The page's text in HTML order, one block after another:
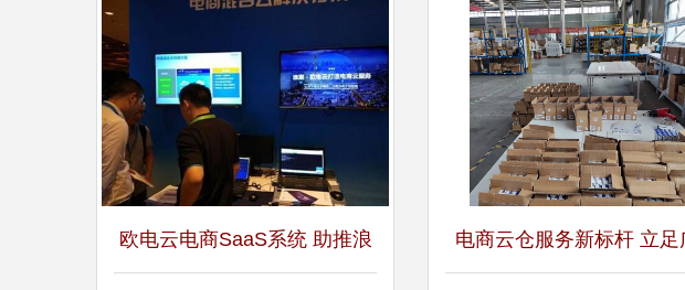
欧电云电商SaaS系统 助推浪 电商云仓服务新标杆 立足